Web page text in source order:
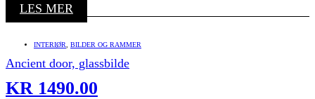
LES MER
INTERIØR BILDER OG RAMMER
Ancient door, glassbilde
KR 1490.00